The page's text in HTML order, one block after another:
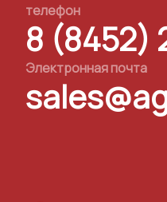
телефон
8 (8452)
Электронная почта